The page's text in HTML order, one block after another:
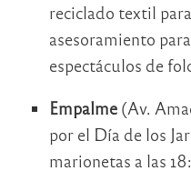
reciclado textil
asesoramiento
espectáculos de
Empalme(Av.
por el Día de los
marionetas a las